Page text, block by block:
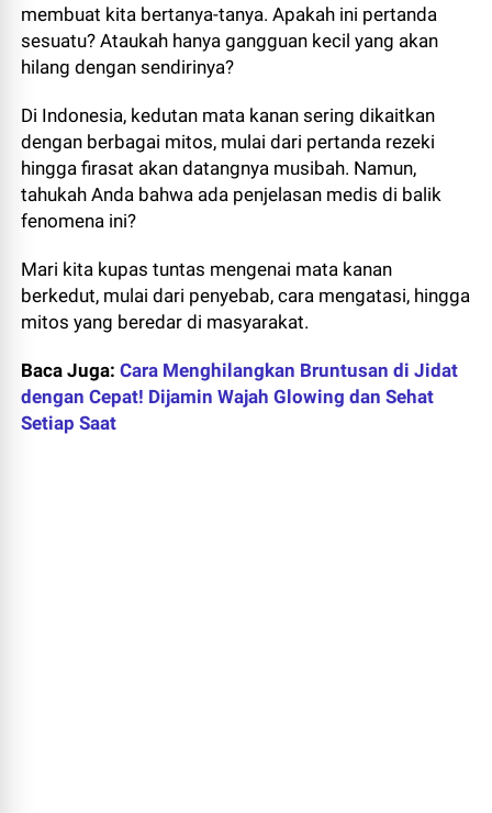
membuat kita bertanya-tanya. Apakah ini pertanda
sesuatu? Ataukah hanya gangguan kecil yang akan
hilang dengan sendirinya?
Di Indonesia, kedutan mata kanan sering dikaitkan
dengan berbagai mitos, mulai dari pertanda rezeki
hingga firasat akan datangnya musibah. Namun,
tahukah Anda bahwa ada penjelasan medis di balik
fenomena ini?
Mari kita kupas tuntas mengenai mata kanan
berkedut, mulai dari penyebab, cara mengatasi, hingga
mitos yang beredar di masyarakat.
Baca Juga:Cara Menghilangkan Bruntusan di Jidat
dengan Cepat! Dijamin Wajah Glowing dan Sehat
Setiap Saat